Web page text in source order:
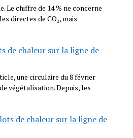
Le chiffre de 14 % ne concerne
directes de CO₂, mais
de chaleur sur la ligne de
une circulaire du 8 février
végétalisation. Depuis, les
de chaleur sur la ligne de